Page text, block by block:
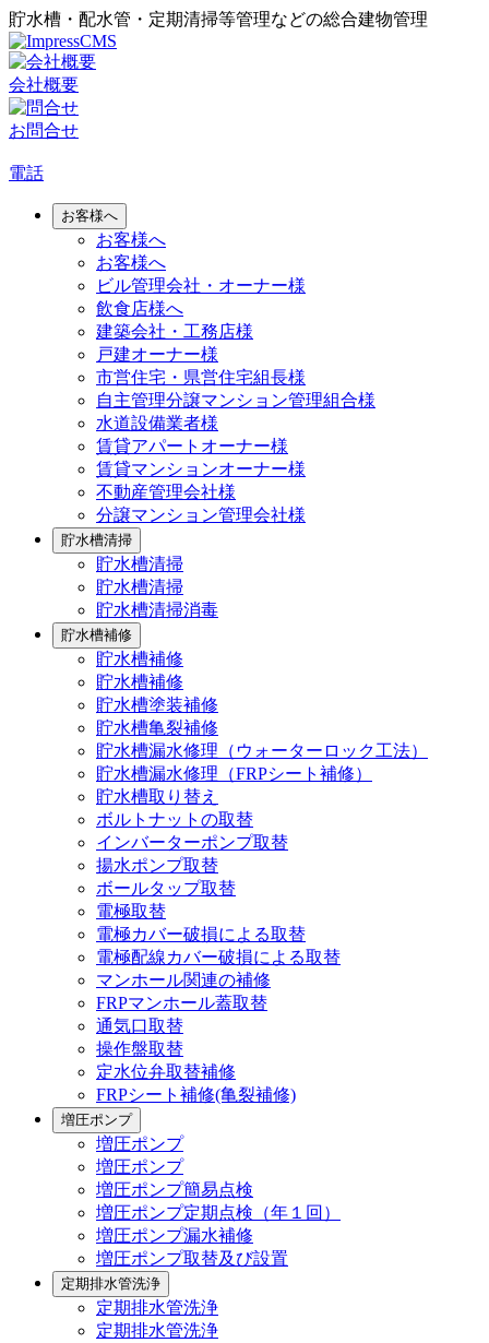
貯水槽・配水管・定期清掃等管理などの総合建物管理
会社概要
お問合せ
電話
お客様へ
お客様へ
お客様へ
ビル管理会社・オーナー様
飲食店様へ
建築会社・工務店様
戸建オーナー様
市営住宅・県営住宅組長様
自主管理分譲マンション管理組合様
水道設備業者様
賃貸アパートオーナー様
賃貸マンションオーナー様
不動産管理会社様
分譲マンション管理会社様
貯水槽清掃
貯水槽清掃
貯水槽清掃
貯水槽清掃消毒
貯水槽補修
貯水槽補修
貯水槽補修
貯水槽塗装補修
貯水槽亀裂補修
貯水槽漏水修理（ウォーターロック工法）
貯水槽漏水修理（FRPシート補修）
貯水槽取り替え
ボルトナットの取替
インバーターポンプ取替
揚水ポンプ取替
ボールタップ取替
電極取替
電極カバー破損による取替
電極配線カバー破損による取替
マンホール関連の補修
FRPマンホール蓋取替
通気口取替
操作盤取替
定水位弁取替補修
FRPシート補修(亀裂補修)
増圧ポンプ
増圧ポンプ
増圧ポンプ
増圧ポンプ簡易点検
増圧ポンプ定期点検（年１回）
増圧ポンプ漏水補修
増圧ポンプ取替及び設置
定期排水管洗浄
定期排水管洗浄
定期排水管洗浄